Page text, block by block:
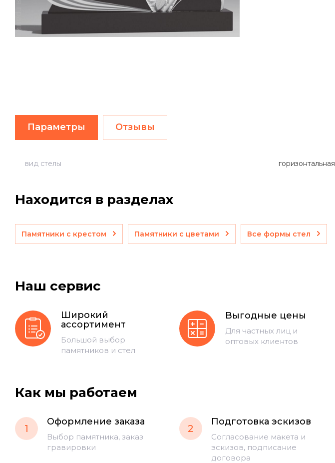
Параметры Отзывы
вид стелы горизонтальная
Находится в разделах
Памятники с крестом Памятники с цветами Все формы стел
Наш сервис
Широкий
ассортимент
Большой выбор
памятников и стел
Выгодные цены
Для частных лиц и
оптовых клиентов
Как мы работаем
1
Оформление заказа
Выбор памятника, заказ
гравировки
2
Подготовка эскизов
Согласование макета и
эскизов, подписание
договора